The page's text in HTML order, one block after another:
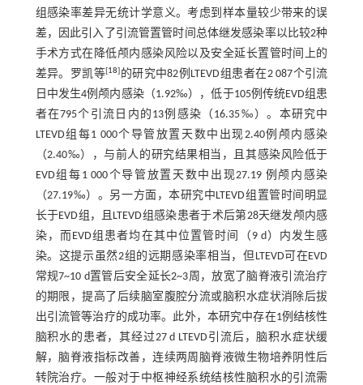
组感染率差异无统计学意义。考虑到样本量较少带来的误
差，因此引入了引流管置管时间总体继发感染率以比较2种
手术方式在降低颅内感染风险以及安全延长置管时间上的
差异。罗凯等[18] 的研究中82例LTEVD组患者在2 087个引流
日中发生4例颅内感染（1.92‰），低于105例传统EVD组患
者在795个引流日内的13例感染（16.35‰）。本研究中
LTEVD组每1 000个导管放置天数中出现2.40例颅内感染
（2.40‰），与前人的研究结果相当，且其感染风险低于
EVD组每1 000个导管放置天数中出现27.19 例颅内感染
（27.19‰）。另一方面，本研究中LTEVD组置管时间明显
长于EVD组，且LTEVD组感染患者于术后第28天继发颅内感
染，而EVD组患者均在其中位置管时间（9 d）内发生感
染。这提示虽然2组的远期感染率相当，但LTEVD可在EVD
常规7~10 d置管后安全延长2~3周，放宽了脑脊液引流治疗
的期限，提高了后续脑室腹腔分流或脑积水症状消除后拔
出引流管等治疗的成功率。此外，本研究中存在1例结核性
脑积水的患者，其经过27 d LTEVD引流后，脑积水症状缓
解，脑脊液指标改善，连续两周脑脊液微生物培养阴性后
转院治疗。一般对于中枢神经系统结核性脑积水的引流需